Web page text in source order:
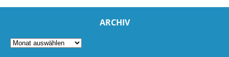
ARCHIV